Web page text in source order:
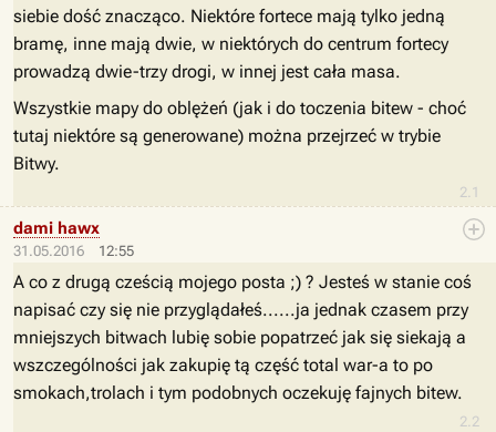
2.1
siebie dość znacząco. Niektóre fortece mają tylko jedną
bramę, inne mają dwie, w niektórych do centrum fortecy
prowadzą dwie-trzy drogi, w innej jest cała masa.
Wszystkie mapy do oblężeń (jak i do toczenia bitew - choć
tutaj niektóre są generowane) można przejrzeć w trybie
Bitwy.
31.05.2016 12:55
2.2
dami hawx
A co z drugą cześcią mojego posta ;) ? Jesteś w stanie coś
napisać czy się nie przyglądałeś......ja jednak czasem przy
mniejszych bitwach lubię sobie popatrzeć jak się siekają a
wszczególności jak zakupię tą część total war-a to po
smokach,trolach i tym podobnych oczekuję fajnych bitew.